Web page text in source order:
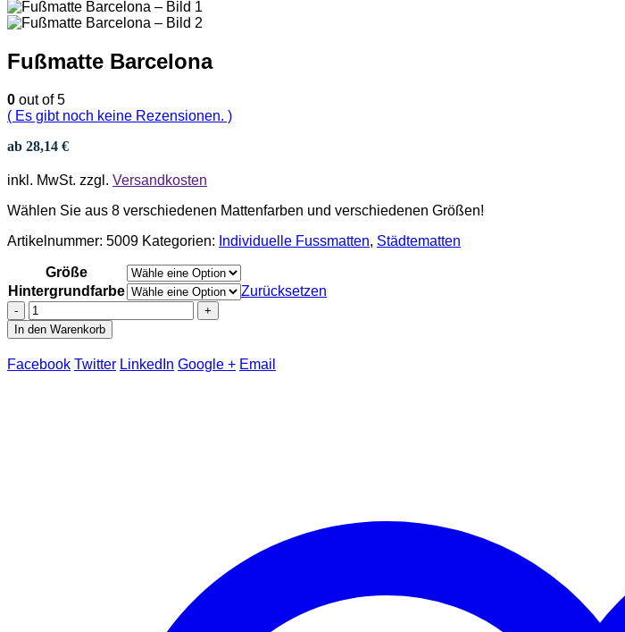
Fußmatte Barcelona
0 out of 5
( Es gibt noch keine Rezensionen. )
ab 28,14 €
inkl. MwSt. zzgl. Versandkosten
Wählen Sie aus 8 verschiedenen Mattenfarben und verschiedenen Größen!
Artikelnummer: 5009 Kategorien: Individuelle Fussmatten, Städtematten
Größe
Hintergrundfarbe
Zurücksetzen
-
+
In den Warenkorb
Facebook Twitter LinkedIn Google + Email